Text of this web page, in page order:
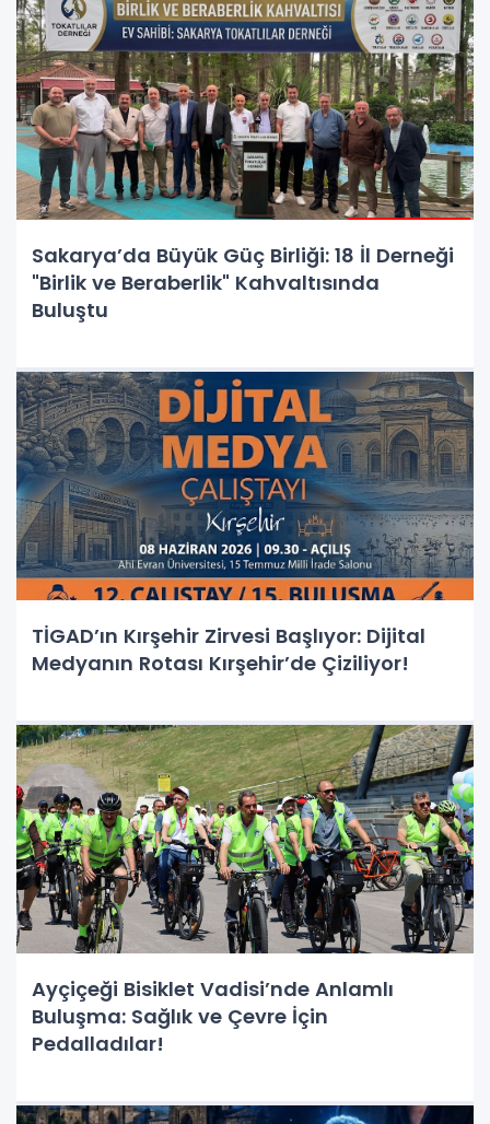
Sakarya’da Büyük Güç Birliği: 18 İl Derneği
"Birlik ve Beraberlik" Kahvaltısında
Buluştu
TİGAD’ın Kırşehir Zirvesi Başlıyor: Dijital
Medyanın Rotası Kırşehir’de Çiziliyor!
Ayçiçeği Bisiklet Vadisi’nde Anlamlı
Buluşma: Sağlık ve Çevre İçin
Pedalladılar!